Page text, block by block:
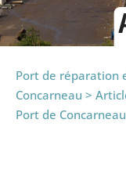
Port de réparation
Concarneau >
Port de Concarneau